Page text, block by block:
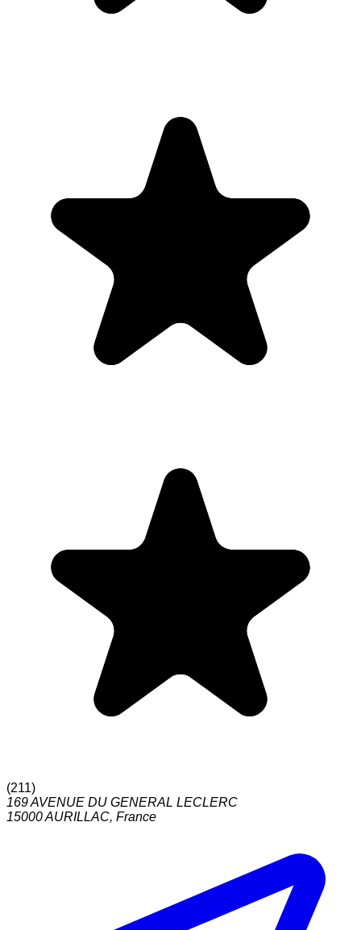
(211)
169 AVENUE DU GENERAL LECLERC
15000AURILLAC, France